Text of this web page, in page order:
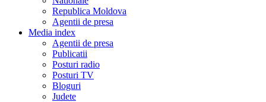
Republica Moldova
Agentii de presa
Media index
Agentii de presa
Publicatii
Posturi radio
Posturi TV
Bloguri
Judete